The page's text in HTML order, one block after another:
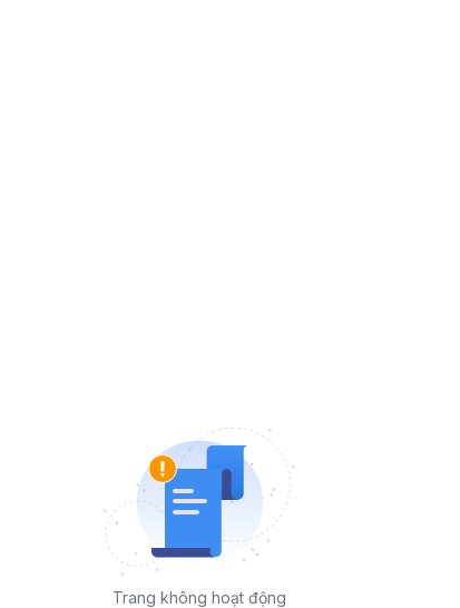
Trang không hoạt động